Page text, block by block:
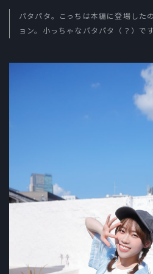
パタパタ。こっちは本編に登場した
ョン。小っちゃなパタパタ（？）です